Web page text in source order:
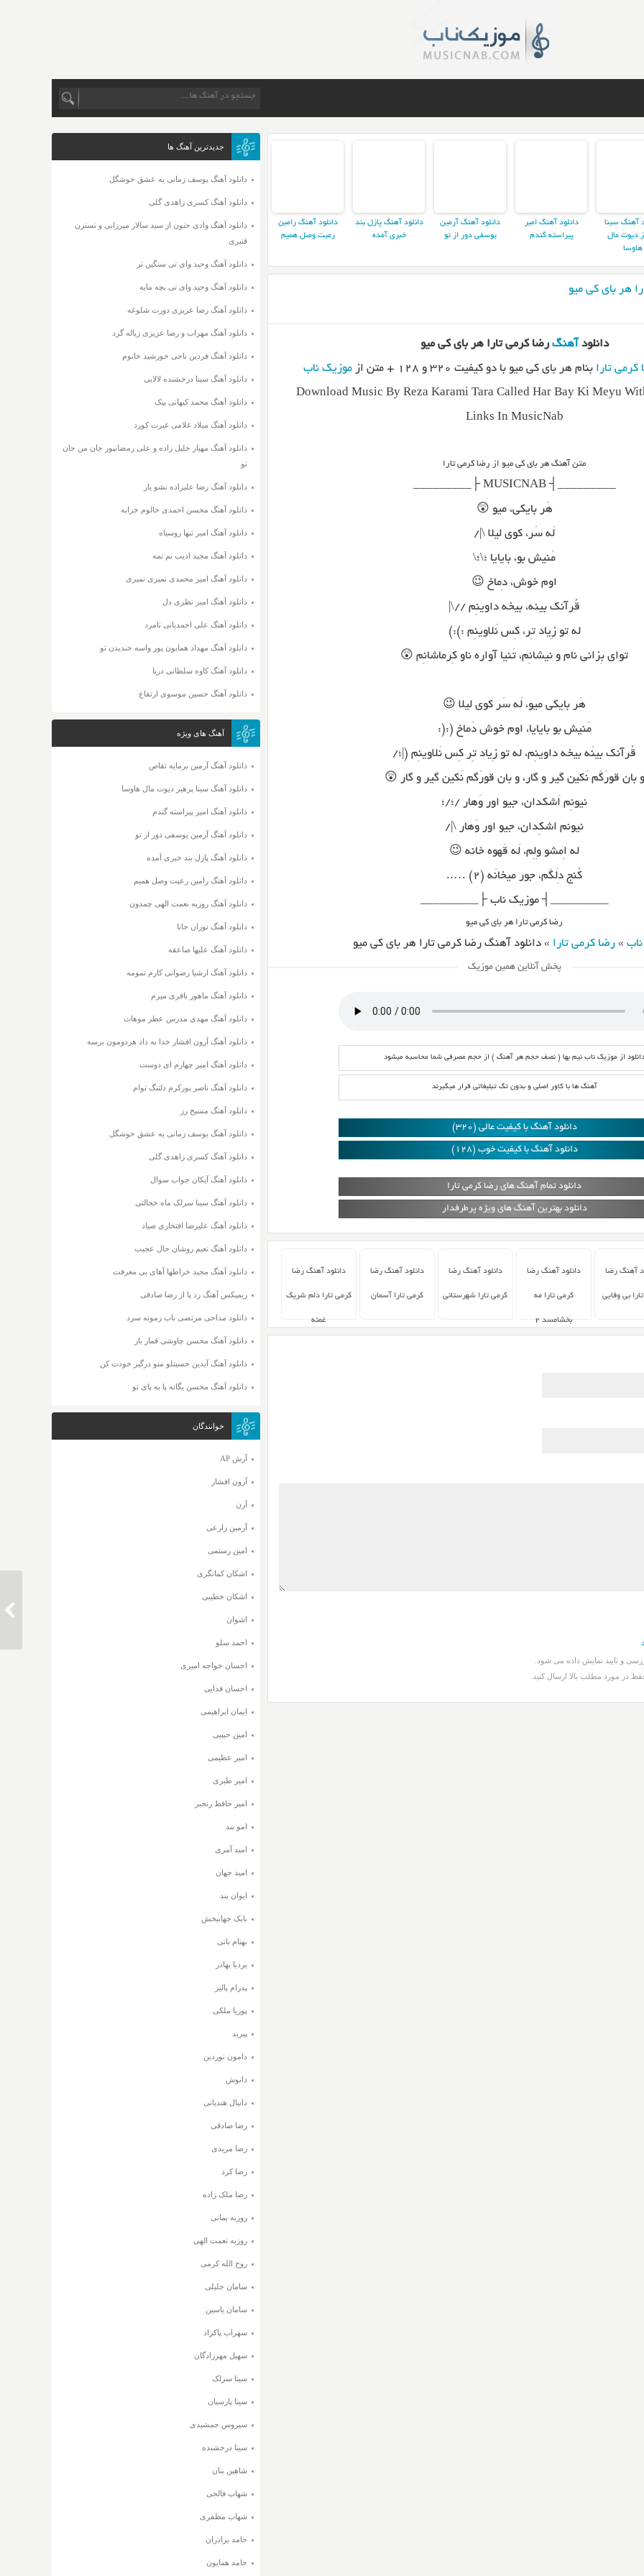
آهنگ سینا
دیوت مال
هاوسا
دانلود آهنگ امیر
پیراسته گندم
دانلود آهنگ آرمین
یوسفی دور از تو
دانلود آهنگ پازل بند
خبری آمده
دانلود آهنگ رامین
رعیت وصل همیم
هر بای کی میو
دانلود آهنگ رضا کرمی تارا هر بای کی میو
کرمی تارا بنام هر بای کی میو با دو کیفیت ۳۲۰ و ۱۲۸ + متن از
موزیک ناب
Download Music By Reza Karami Tara Called Har Bay Ki Meyu
Links In MusicNab
متن آهنگ هر بای کی میو از رضا کرمی تارا
_________┤ MUSICNAB ├_________
هَر بایکی، میو 😲
لَه سَر، کوی لیلا \|/
مَنیش بو، بایایا ؛\؛\
اوم خوش، دِماخ 😉
قُرآنک بینه، بیخه داوینِم //\|
له تو زِیاد تِر، کِس نَلاوینِم :):)
توای بِزانی نام و نیشانِم، تَنیا آواره ناو کِرماشانِم 😲
هَر بایکی میو، لَه سَر کوی لیلا 😉
مَنیش بو بایایا، اوم خوش دَماخ (:(:
قُرآنک بینَه بیخه داوینِم، له تو زِیاد تِر کِس نَلاوینِم (|؛/
و بان قورَگَم نَکین گیر و گار، و بان قورَگم نَکین گیر و گار 😲
نیونِم اَشکدان، جیو اور وَهار /؛/؛
نیونم اشکِدان، جیو اور وَهار \|/
له اِمشو وِلِم، لَه قَهوه خانه 😉
کُنج دِلَگَم، جور میخانَه (۲) …..
_________┤ موزیک ناب ├_________
رضا کرمی تارا هر بای کی میو
» رضا کرمی تارا » دانلود آهنگ رضا کرمی تارا هر بای کی میو
پخش آنلاین همین موزیک
دانلود از موزیک ناب نیم بها ( نصف حجم هر آهنگ ) از حجم مصرفی شما محاسبه میشود
آهنگ ها با کاور اصلی و بدون تگ تبلیغاتی قرار میگیرند
دانلود آهنگ با کیفیت عالی (320)
دانلود آهنگ با کیفیت خوب (128)
دانلود تمام آهنگ های رضا کرمی تارا
دانلود بهترین آهنگ های ویژه پرطرفدار
آهنگ رضا
بی وفایی
دانلود آهنگ رضا
کرمی تارا مه
بخشامسد ۲
دانلود آهنگ رضا
کرمی تارا شهرستانی
دانلود آهنگ رضا
کرمی تارا آسمان
دانلود آهنگ رضا
کرمی تارا دلم شریک
غمته
و تایید نمایش داده می شود.
در مورد مطلب بالا ارسال کنید.
جدیدترین آهنگ ها
دانلود آهنگ یوسف زمانی یه عشق خوشگل
دانلود آهنگ کسری زاهدی گلی
دانلود آهنگ وادی جنون از سید سالار میرزایی و نسترن
قنبری
دانلود آهنگ وحید وای تی سنگین تر
دانلود آهنگ وحید وای تی بچه مایه
دانلود آهنگ رضا عزیزی دورت شلوغه
دانلود آهنگ مهراب و رضا عزیزی زباله گرد
دانلود آهنگ فردین ناجی خورشید خانوم
دانلود آهنگ سینا درخشنده لالایی
دانلود آهنگ محمد کیهانی پیک
دانلود آهنگ میلاد غلامی غیرت کورد
دانلود آهنگ مهیار خلیل زاده و علی رمضانپور جان من جان
تو
دانلود آهنگ رضا علیزاده نشو یار
دانلود آهنگ محسن احمدی حالوم خرابه
دانلود آهنگ امیر تنها روسیاه
دانلود آهنگ مجید ادیب نم نمه
دانلود آهنگ امیر محمدی نمیری نمیری
دانلود آهنگ امیر نظری دل
دانلود آهنگ علی احمدیانی نامرد
دانلود آهنگ مهداد همایون پور واسه خندیدن تو
دانلود آهنگ کاوه سلطانی دریا
دانلود آهنگ حسین موسوی ارتفاع
آهنگ های ویژه
دانلود آهنگ آرمین برمایه تقاص
دانلود آهنگ سینا پرهیز دیوت مال هاوسا
دانلود آهنگ امیر پیراسته گندم
دانلود آهنگ آرمین یوسفی دور از تو
دانلود آهنگ پازل بند خبری آمده
دانلود آهنگ رامین رعیت وصل همیم
دانلود آهنگ روزبه نعمت الهی چمدون
دانلود آهنگ نوران جانا
دانلود آهنگ علیها صاعقه
دانلود آهنگ ارشیا رضوانی کارم تمومه
دانلود آهنگ ماهور باقری میرم
دانلود آهنگ مهدی مدرس عطر موهات
دانلود آهنگ آرون افشار خدا به داد هردومون برسه
دانلود آهنگ امیر چهارم ای دوست
دانلود آهنگ ناصر پورکرم دلتنگ توام
دانلود آهنگ مسیح رز
دانلود آهنگ یوسف زمانی یه عشق خوشگل
دانلود آهنگ کسری زاهدی گلی
دانلود آهنگ آیکان جواب سوال
دانلود آهنگ سینا سرلک ماه خجالتی
دانلود آهنگ علیرضا افتخاری صیاد
دانلود آهنگ نعیم روشان حال عجیب
دانلود آهنگ مجید خراطها آهای بی معرفت
ریمیکس آهنگ رد پا از رضا صادقی
دانلود مداحی مرتضی باب زمونه سرد
دانلود آهنگ محسن چاوشی قمار باز
دانلود آهنگ آیدین حسینلو منو درگیر خودت کن
دانلود آهنگ محسن یگانه پا به پای تو
خوانندگان
آرش AP
آرون افشار
آرن
آرمین زارعی
امین رستمی
اشکان کمانگری
اشکان خطیبی
اشوان
احمد سلو
احسان خواجه امیری
احسان فدایی
ایمان ابراهیمی
امین حبیبی
امیر عظیمی
امیر طبری
امیر حافظ رنجبر
امو بند
امید آمری
امید جهان
ایوان بند
بابک جهانبخش
بهنام بانی
بردیا بهادر
پدرام پالیز
پوریا ملکی
پیربد
دامون نوردین
دانوش
دانیال هندیانی
رضا صادقی
رضا مریدی
رضا کرد
رضا ملک زاده
روزبه بمانی
روزبه نعمت الهی
روح الله کرمی
سامان جلیلی
سامان یاسین
سهراب پاکزاد
سهیل مهرزادگان
سینا سرلک
سینا پارسیان
سیروس جمشیدی
سینا درخشنده
شاهین بنان
شهاب فالجی
شهاب مظفری
حامد برادران
حامد همایون